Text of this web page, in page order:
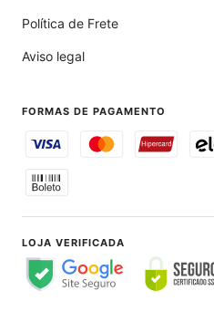
Política de Frete
Aviso legal
FORMAS DE PAGAMENTO
LOJA VERIFICADA